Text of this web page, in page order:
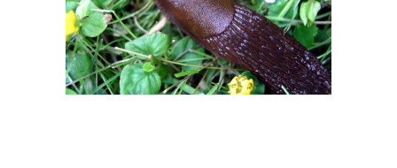
Ядовитые слизни Слизни для человека
Слизни для дикой